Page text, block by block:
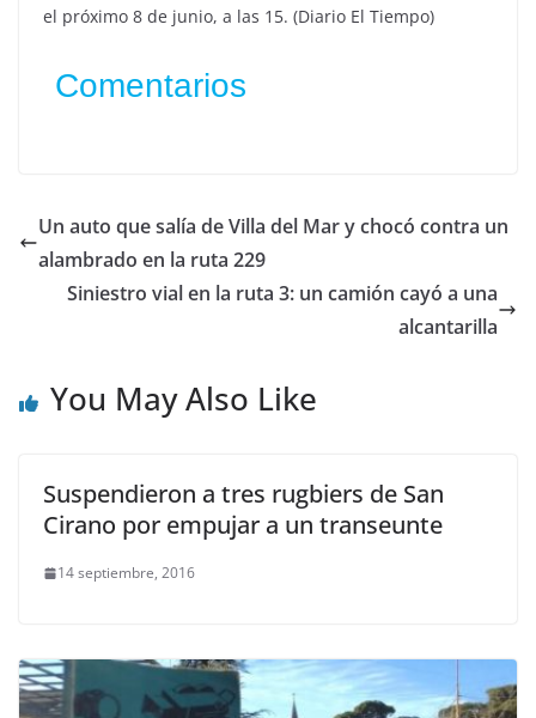
el próximo 8 de junio, a las 15. (Diario El Tiempo)
Comentarios
Un auto que salía de Villa del Mar y chocó contra un
alambrado en la ruta 229
Siniestro vial en la ruta 3: un camión cayó a una
alcantarilla
You May Also Like
Suspendieron a tres rugbiers de San
Cirano por empujar a un transeunte
14 septiembre, 2016